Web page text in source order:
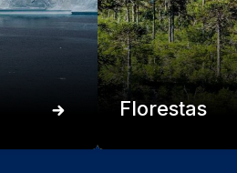
Florestas